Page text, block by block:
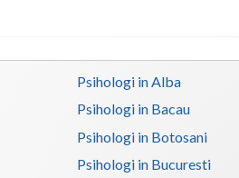
Psihologi in Alba
Psihologi in Bacau
Psihologi in Botosani
Psihologi in Bucuresti